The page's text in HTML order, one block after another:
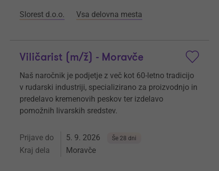
Slorest d.o.o. Vsa delovna mesta
Viličarist (m/ž) - Moravče
Naš naročnik je podjetje z več kot 60-letno tradicijo
v rudarski industriji, specializirano za proizvodnjo in
predelavo kremenovih peskov ter izdelavo
pomožnih livarskih sredstev.
Prijave do 5. 9. 2026 Še 28 dni
Kraj dela Moravče